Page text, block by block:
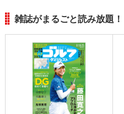
雑誌がまるごと読み放題！